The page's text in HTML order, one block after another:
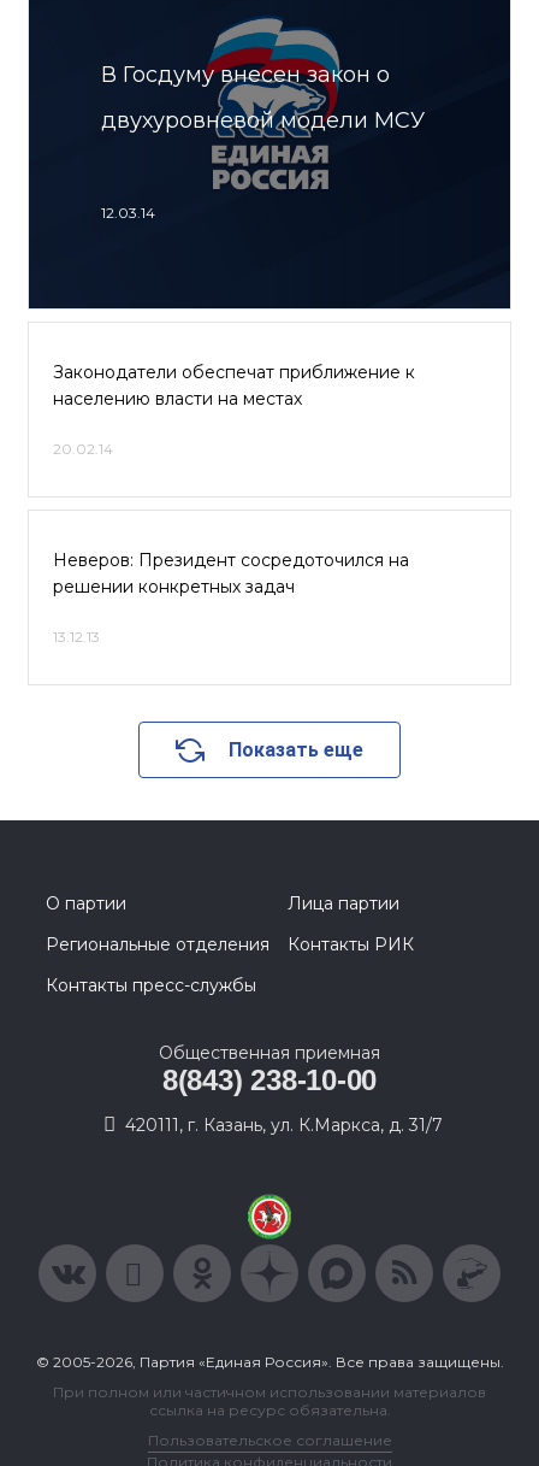
В Госдуму внесен закон о
двухуровневой модели МСУ
12.03.14
Законодатели обеспечат приближение к
населению власти на местах
20.02.14
Неверов: Президент сосредоточился на
решении конкретных задач
13.12.13
Показать еще
О партии
Лица партии
Региональные отделения
Контакты РИК
Контакты пресс-службы
Общественная приемная
8(843) 238-10-00
420111, г. Казань, ул. К.Маркса, д. 31/7
© 2005-2026, Партия «Единая Россия». Все права защищены.
При полном или частичном использовании материалов
ссылка на ресурс обязательна.
Пользовательское соглашение
Политика конфиденциальности